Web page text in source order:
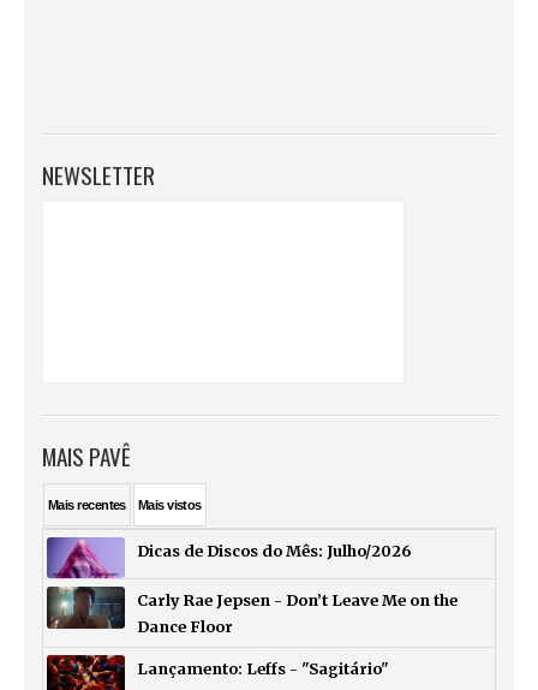
NEWSLETTER
MAIS PAVÊ
Maisrecentes Maisvistos
Dicas de Discos do Mês: Julho/2026
Carly Rae Jepsen - Don’t Leave Me on the
Dance Floor
Lançamento: Leffs - "Sagitário"